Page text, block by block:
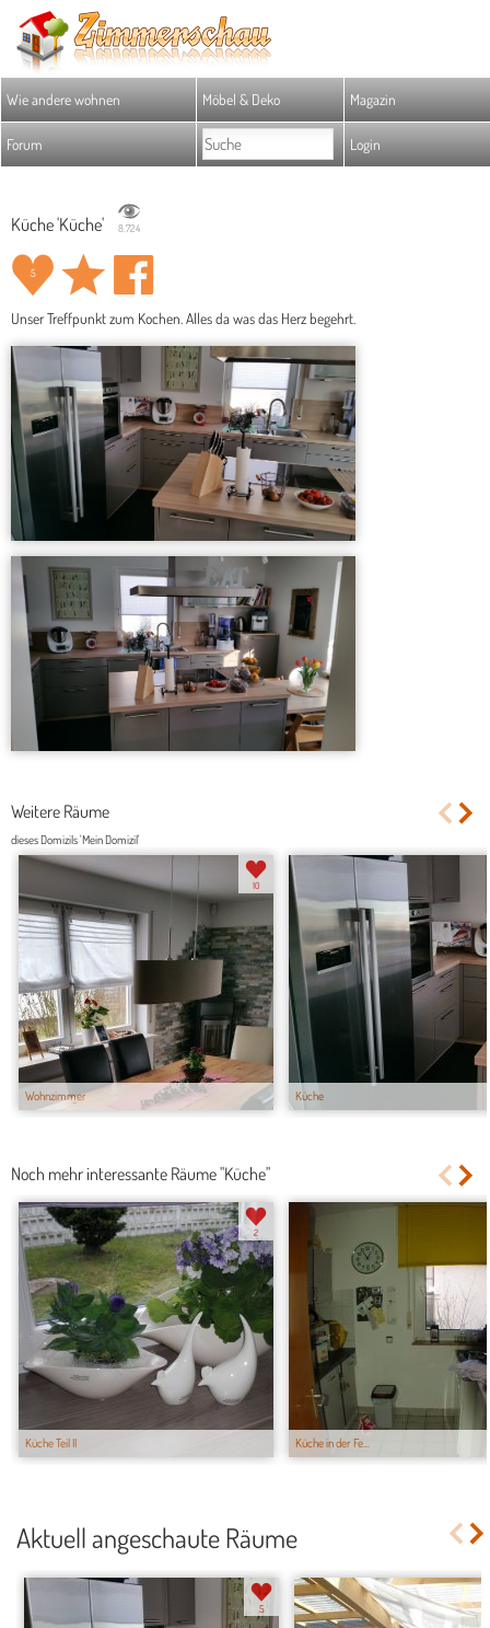
Wie andere wohnen Möbel & Deko Magazin
Forum Login
Küche 'Küche' 8.724
5
Unser Treffpunkt zum Kochen. Alles da was das Herz begehrt.
Weitere Räume
dieses Domizils 'Mein Domizil'
Wohnzimmer
10
Küche
Noch mehr interessante Räume "Küche"
Küche Teil II
2
Küche in der Fe...
Aktuell angeschaute Räume
5